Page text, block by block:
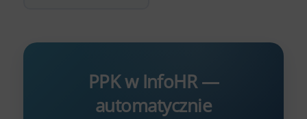
PPK w InfoHR —
automatycznie